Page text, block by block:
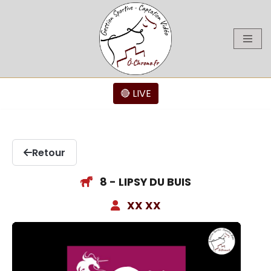
🔴 LIVE
Retour
8 - LIPSY DU BUIS
XX XX